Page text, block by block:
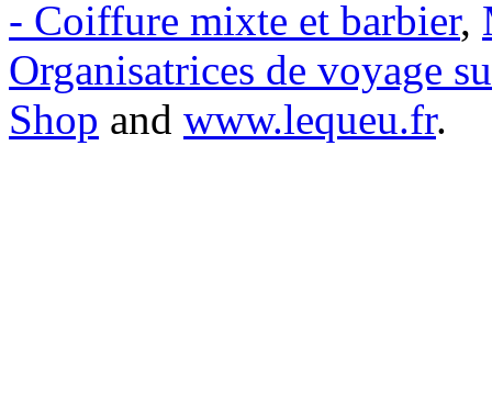
- Coiffure mixte et barbier,
Organisatrices de voyage
Shop and www.lequeu.fr.